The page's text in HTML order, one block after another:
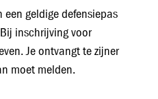
geldige defensiepas
inschrijving voor
Je ontvangt te zijner
moet melden.